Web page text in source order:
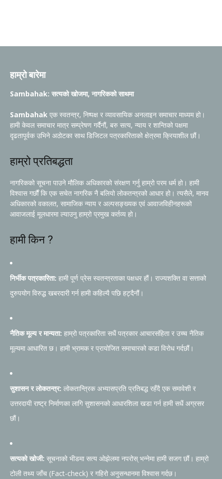
हाम्रो बारेमा
Sambahak: सत्यको खोजमा, नागरिकको साथमा
Sambahak एक स्वतन्त्र, निष्पक्ष र व्यावसायिक अनलाइन समाचार माध्यम हो।
हामी केवल समाचार मात्र सम्प्रेषण गर्दैनौं, बरु सत्य, न्याय र शान्तिको पक्षमा
दृढतापूर्वक उभिने अठोटका साथ डिजिटल पत्रकारिताको क्षेत्रमा क्रियाशील छौं।
हाम्रो प्रतिबद्धता
नागरिकको सूचना पाउने मौलिक अधिकारको संरक्षण गर्नु हाम्रो परम धर्म हो। हामी
विश्वास गर्छौं कि एक सचेत नागरिक नै बलियो लोकतन्त्रको आधार हो। त्यसैले, मानव
अधिकारको वकालत, सामाजिक न्याय र अल्पसङ्ख्यक एवं आवाजविहीनहरूको
आवाजलाई मूलधारमा ल्याउनु हाम्रो प्रमुख कर्तव्य हो।
हामी किन ?
निर्भीक पत्रकारिता: हामी पूर्ण प्रेस स्वतन्त्रताका पक्षधर हौं। राज्यशक्ति वा सत्ताको
दुरुपयोग विरुद्ध खबरदारी गर्न हामी कहिल्यै पछि हट्दैनौं।
नैतिक मूल्य र मान्यता: हाम्रो पत्रकारिता सधैं पत्रकार आचारसंहिता र उच्च नैतिक
मूल्यमा आधारित छ। हामी भ्रामक र प्रायोजित समाचारको कडा विरोध गर्दछौं।
सुशासन र लोकतन्त्र: लोकतान्त्रिक अभ्यासप्रति प्रतिबद्ध रहँदै एक समावेशी र
उत्तरदायी राष्ट्र निर्माणका लागि सुशासनको आधारशिला खडा गर्न हामी सधैं अग्रसर
छौं।
सत्यको खोजी: सूचनाको भीडमा सत्य ओझेलमा नपरोस् भन्नेमा हामी सजग छौं। हाम्रो
टोली तथ्य जाँच (Fact-check) र गहिरो अनुसन्धानमा विश्वास गर्दछ।